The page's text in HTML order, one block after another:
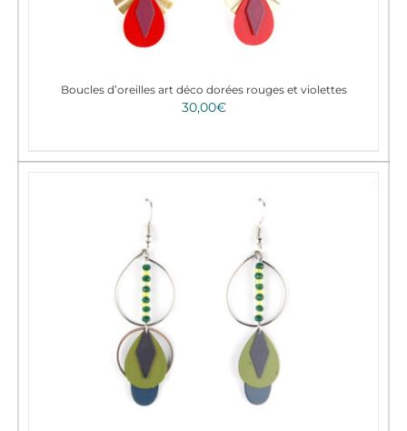
Boucles d’oreilles art déco dorées rouges et violettes
30,00€